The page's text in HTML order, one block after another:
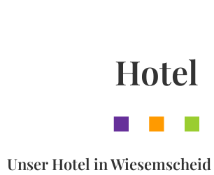
Hotel
Unser Hotel in